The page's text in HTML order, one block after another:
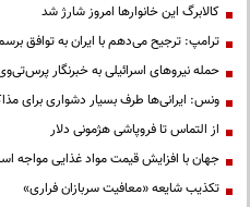
کالابرگ این خانوارها امروز شارژ شد
ترامپ: ترجیح می‌دهم با ایران به توافق
حمله نیروهای اسرائیلی به خبرنگار
ونس: ایرانی‌ها طرف بسیار دشواری برای
از التماس تا فروپاشی هژمونی دلار
جهان با افزایش قیمت مواد غذایی مواجه
تکذیب شایعه «معافیت سربازان فراری»